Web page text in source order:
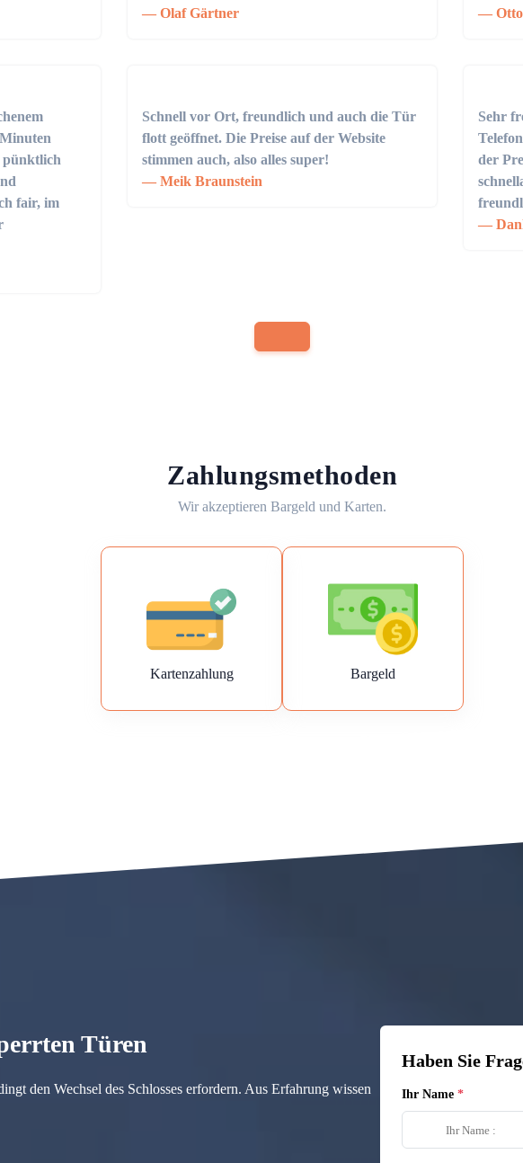
Olaf Gärtner
Otto
pünktlich
fair, im
Schnell vor Ort, freundlich und auch die Tür
flott geöffnet. Die Preise auf der Website
stimmen auch, also alles super!
Meik Braunstein
Sehr
der
Zahlungsmethoden
Wir akzeptieren Bargeld und Karten.
Kartenzahlung Bargeld
Türen
den Wechsel des Schlosses erfordern. Aus Erfahrung wissen
Haben Sie
Ihr Name